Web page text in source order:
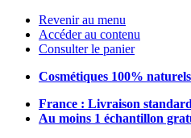
Revenir au menu
Accéder au contenu
Consulter le panier
Cosmétiques 100% naturels
France : Livraison
Au moins 1 échantillon